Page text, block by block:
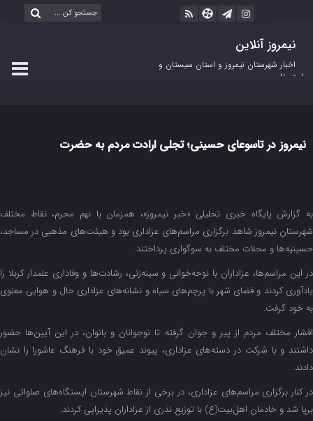
نیمروز آنلاین
اخبار شهرستان نیمروز و استان سیستان و
بلوچستان
نیمروز در تاسوعای حسینی؛ تجلی ارادت مردم به حضرت
به گزارش پایگاه خبری تحلیلی «خبر نیمروز»، همزمان با نهم محرم، نقاط مختلف
شهرستان نیمروز شاهد برگزاری مراسم‌های عزاداری بود و هیئت‌های مذهبی در مساجد،
حسینیه‌ها و محلات مختلف به سوگواری پرداختند.
در این مراسم‌ها، عزاداران با نوحه‌خوانی و سینه‌زنی، رشادت‌ها و وفاداری علمدار کربلا را
یادآوری کردند و فضای شهر با پرچم‌های سیاه و نشانه‌های عزاداری حال و هوایی معنوی
به خود گرفت.
اقشار مختلف مردم از پیر و جوان گرفته تا نوجوانان و بانوان، در این آیین‌ها حضور
داشتند و با شرکت در دسته‌های عزاداری، پیوند عمیق خود با فرهنگ عاشورا را نشان
دادند.
در کنار برگزاری مراسم‌های عزاداری، در برخی از نقاط شهرستان ایستگاه‌های صلواتی نیز
برپا شد و خادمان اهل‌بیت(ع) با توزیع نذری از عزاداران پذیرایی کردند.